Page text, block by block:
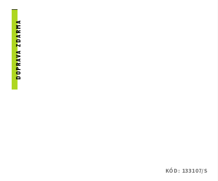
DOPRAVA ZDARMA
KÓD: 133107/S